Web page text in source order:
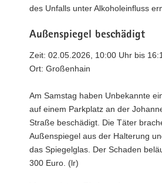
des Unfalls unter Alkoholeinfluss
Außenspiegel beschädigt
Zeit: 02.05.2026, 10:00 Uhr bis
Ort: Großenhain
Am Samstag haben Unbekannte
auf einem Parkplatz an der
Straße beschädigt. Die Täter
Außenspiegel aus der Halterung
das Spiegelglas. Der Schaden
300 Euro. (lr)